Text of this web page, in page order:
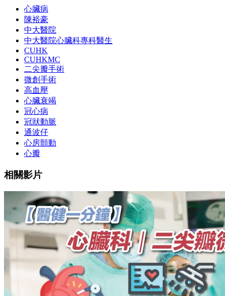
心臟病
陳裕豪
中大醫院
中大醫院心臟科專科醫生
CUHK
CUHKMC
二尖瓣手術
微創手術
高血壓
心臟衰竭
冠心病
冠狀動脈
通波仔
心房顫動
心瓣
相關影片